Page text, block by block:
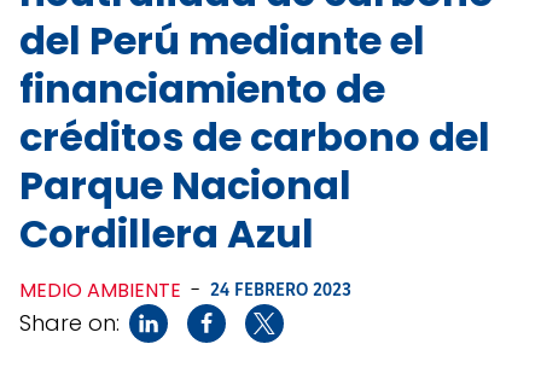
del Perú mediante el
financiamiento de
créditos de carbono del
Parque Nacional
Cordillera Azul
MEDIO AMBIENTE - 24 FEBRERO 2023
Share on: